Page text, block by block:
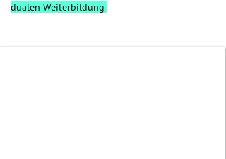
dualen Weiterbildung